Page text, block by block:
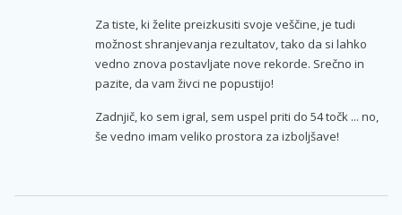
Za tiste, ki želite preizkusiti svoje veščine, je tudi
možnost shranjevanja rezultatov, tako da si lahko
vedno znova postavljate nove rekorde. Srečno in
pazite, da vam živci ne popustijo!
Zadnjič, ko sem igral, sem uspel priti do 54 točk ... no,
še vedno imam veliko prostora za izboljšave!